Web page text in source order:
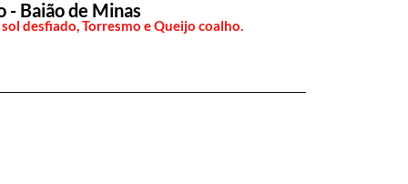
- Baião de Minas
desfiado, Torresmo e Queijo coalho.